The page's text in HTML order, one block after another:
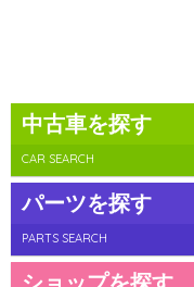
中古車を探す
CAR SEARCH
パーツを探す
PARTS SEARCH